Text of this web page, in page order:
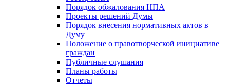
Порядок обжалования НПА
Проекты решений Думы
Порядок внесения нормативных актов в
Думу
Положение о правотворческой инициативе
граждан
Публичные слушания
Планы работы
Отчеты